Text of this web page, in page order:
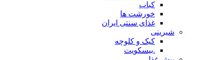
کباب
خورشت ها
غذای سنتی ایران
شیرینی
کیک و کلوچه
.بیسکویت